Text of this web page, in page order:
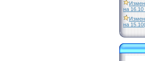
на 16.10
на